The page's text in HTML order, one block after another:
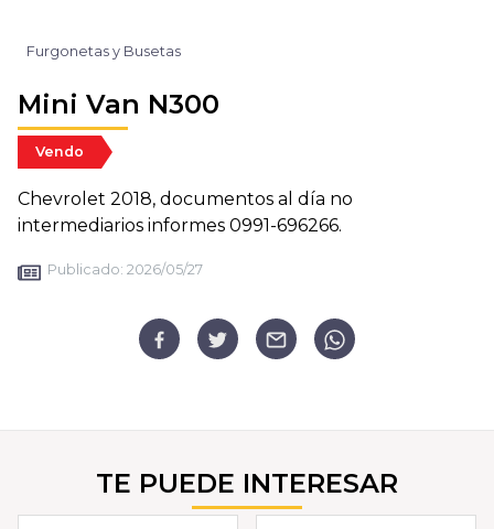
Furgonetas y Busetas
Mini Van N300
Vendo
Chevrolet 2018, documentos al día no
intermediarios informes 0991-696266.
Publicado: 2026/05/27
TE PUEDE INTERESAR